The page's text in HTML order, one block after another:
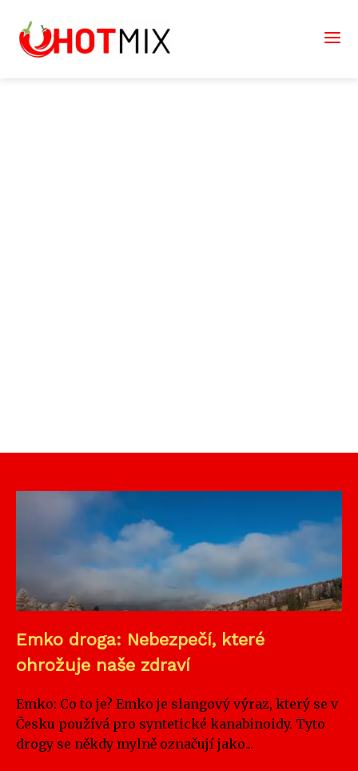
Emko droga: Nebezpečí, které
ohrožuje naše zdraví
Emko: Co to je? Emko je slangový výraz, který se v
Česku používá pro syntetické kanabinoidy. Tyto
drogy se někdy mylně označují jako...